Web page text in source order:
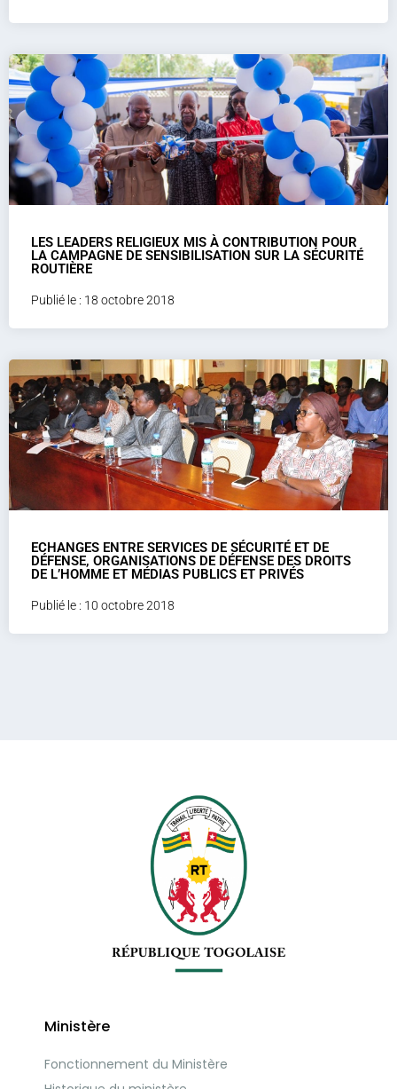
LES LEADERS RELIGIEUX MIS À CONTRIBUTION POUR
LA CAMPAGNE DE SENSIBILISATION SUR LA SÉCURITÉ
ROUTIÈRE
Publié le : 18 octobre 2018
ECHANGES ENTRE SERVICES DE SÉCURITÉ ET DE
DÉFENSE, ORGANISATIONS DE DÉFENSE DES DROITS
DE L’HOMME ET MÉDIAS PUBLICS ET PRIVÉS
Publié le : 10 octobre 2018
Ministère
Fonctionnement du Ministère